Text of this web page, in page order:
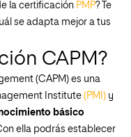
la certificación PMP? Te
se adapta mejor a tus
CAPM?
(CAPM) es una
Institute (PMI) y
básico
ella podrás establecer